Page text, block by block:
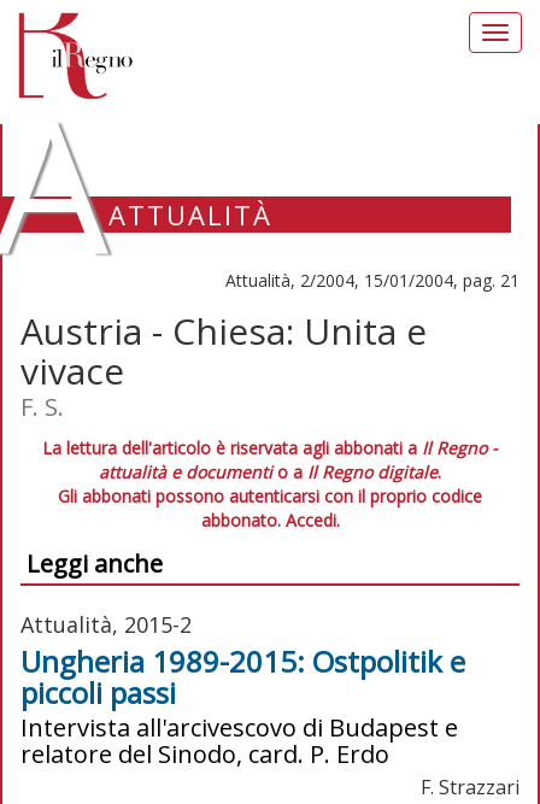
ATTUALITÀ
Attualità, 2/2004, 15/01/2004, pag. 21
Austria - Chiesa: Unita e
vivace
F. S.
La lettura dell'articolo è riservata agli abbonati a Il Regno -
attualità e documentio a Il Regno digitale.
Gli abbonati possono autenticarsi con il proprio codice
abbonato. Accedi.
Leggi anche
Attualità, 2015-2
Ungheria 1989-2015: Ostpolitik e
piccoli passi
Intervista all'arcivescovo di Budapest e
relatore del Sinodo, card. P. Erdo
F. Strazzari